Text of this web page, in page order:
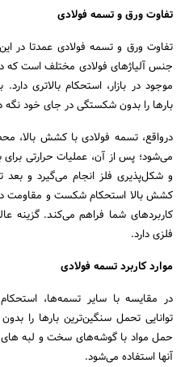
تفاوت ورق و تسمه فولادی
تفاوت ورق و تسمه فولادی عمدتا در
جنس آلیاژهای فولادی مختلف است که
موجود در بازار، استحکام بالاتری
بارها را بدون شکستگی در جای خود نگه
درواقع، تسمه فولادی با کشش بالا،
می‌شود؛ پس از آن، عملیات حرارتی
و شکل‌پذیری فلز انجام می‌گیرد و بعد
کشش بالا استحکام شکست و مقاومت در
کاربردهای شما فراهم می‌کند. گزینه
فلزی دارد.
موارد کاربرد تسمه فولادی
در مقایسه با سایر تسمه‌ها،
توانایی تحمل سنگین‌ترین بارها را
حمل مواد با گوشه‌های سخت و لبه های
آنها استفاده می‌شود.